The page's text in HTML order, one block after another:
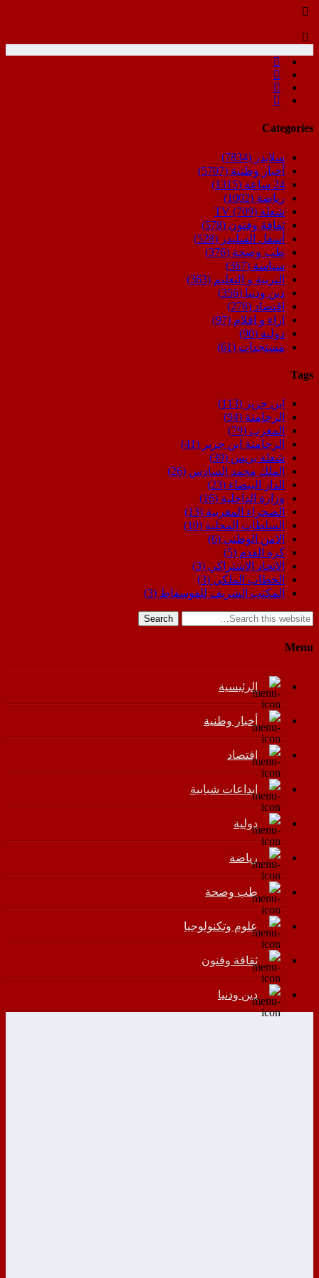
Categories
سلايدر (7834)
أخبار وطنية (5707)
24 ساعة
(1315)
رياضة (1002)
شعلة TV (709)
ثقافة وفنون (578)
أسفل السليدر (528)
طب وصحة (376)
سياسة (367)
التربية و التعليم (363)
دين ودنيا (356)
اقتصاد (278)
اراء و اقلام (97)
دولية (90)
مستجدات (61)
Tags
ابن جرير (113)
الرحامنة (94)
المغرب (79)
الرحامنة ابن جرير (41)
شعلة بريس (39)
الملك محمد السادس (26)
الدار البيضاء (23)
وزارة الداخلية (16)
الصحراء المغربية (13)
السلطات المحلية (10)
الامن الوطني (6)
كرة القدم (5)
الاتحاد الاشتراكي (3)
الخطاب الملكي (3)
المكتب الشريف للفوسفاط (3)
Search
Menu
الرئيسية
أخبار وطنية
اقتصاد
إبداعات شبابية
دولية
رياضة
طب وصحة
علوم وتكنولوجيا
ثقافة وفنون
دين ودنيا